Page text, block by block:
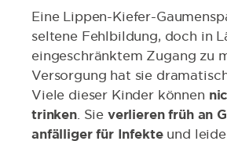
Eine Lippen-Kiefer-
seltene Fehlbildung, doch in
eingeschränktem Zugang zu
Versorgung hat sie
Viele dieser Kinder können
trinken. Sie verlieren früh an
anfälliger für Infekteund